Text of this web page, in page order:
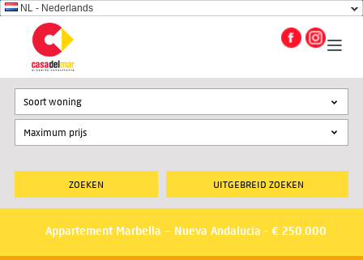
NL - Nederlands
UITGEBREID ZOEKEN
Soort woning
Appartement Marbella – Nueva Andalucia - € 250.000